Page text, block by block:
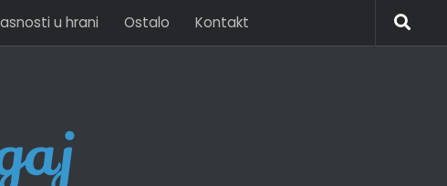
u hrani Ostalo Kontakt